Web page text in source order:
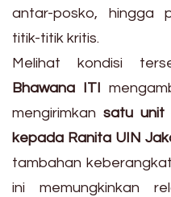
antar-posko, hingga
titik-titik kritis.
Melihat kondisi
Bhawana ITI
mengirimkan satu unit
kepada Ranita UIN
tambahan
ini memungkinkan